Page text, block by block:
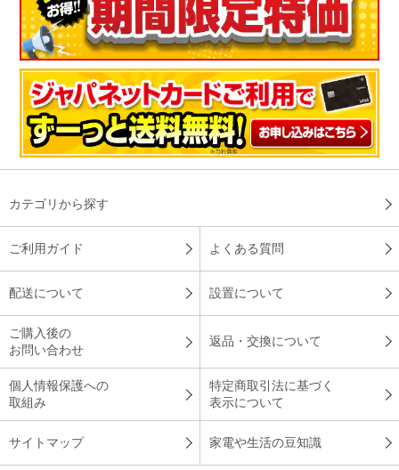
カテゴリから探す
ご利用ガイド よくある質問
配送について 設置について
ご購入後の
お問い合わせ
返品・交換について
個人情報保護への
取組み
特定商取引法に基づく
表示について
サイトマップ 家電や生活の豆知識